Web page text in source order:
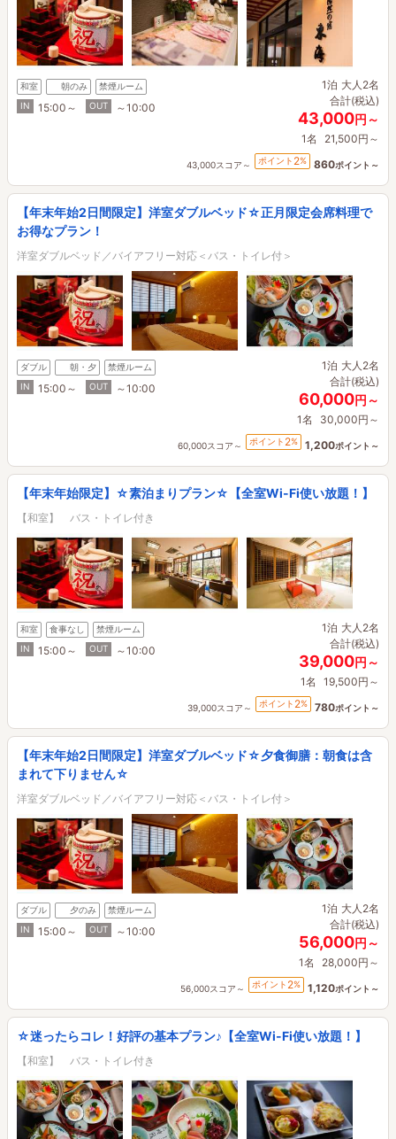
和室 朝のみ
禁煙ルーム
IN
15:00～ OUT ～10:00
1泊 大人2名
合計(税込)
43,000円～
1名 21,500円～
43,000スコア～ ポイント 2% 860ポイント～
【年末年始2日間限定】洋室ダブルベッド☆正月限定会席料理で
お得なプラン！
洋室ダブルベッド／バイアフリー対応＜バス・トイレ付＞
ダブル 朝・夕
禁煙ルーム
IN
15:00～ OUT ～10:00
1泊 大人2名
合計(税込)
60,000円～
1名 30,000円～
60,000スコア～ ポイント 2% 1,200ポイント～
【年末年始限定】☆素泊まりプラン☆【全室Wi-Fi使い放題！】
【和室】 バス・トイレ付き
和室 食事なし
禁煙ルーム
IN
15:00～ OUT ～10:00
1泊 大人2名
合計(税込)
39,000円～
1名 19,500円～
39,000スコア～ ポイント 2% 780ポイント～
【年末年始2日間限定】洋室ダブルベッド☆夕食御膳：朝食は含
まれて下りません☆
洋室ダブルベッド／バイアフリー対応＜バス・トイレ付＞
ダブル 夕のみ
禁煙ルーム
IN
15:00～ OUT ～10:00
1泊 大人2名
合計(税込)
56,000円～
1名 28,000円～
56,000スコア～ ポイント 2% 1,120ポイント～
☆迷ったらコレ！好評の基本プラン♪【全室Wi-Fi使い放題！】
【和室】 バス・トイレ付き